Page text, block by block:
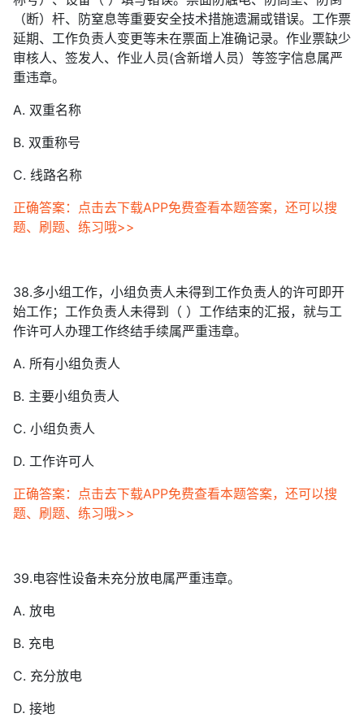
（断）杆、防窒息等重要安全技术措施遗漏或错误。工作票
延期、工作负责人变更等未在票面上准确记录。作业票缺少
审核人、签发人、作业人员(含新增人员）等签字信息属严
重违章。
A. 双重名称
B. 双重称号
C. 线路名称
正确答案：点击去下载APP免费查看本题答案，还可以搜
题、刷题、练习哦>>
38.多小组工作，小组负责人未得到工作负责人的许可即开
始工作；工作负责人未得到（ ）工作结束的汇报，就与工
作许可人办理工作终结手续属严重违章。
A. 所有小组负责人
B. 主要小组负责人
C. 小组负责人
D. 工作许可人
正确答案：点击去下载APP免费查看本题答案，还可以搜
题、刷题、练习哦>>
39.电容性设备未充分放电属严重违章。
A. 放电
B. 充电
C. 充分放电
D. 接地